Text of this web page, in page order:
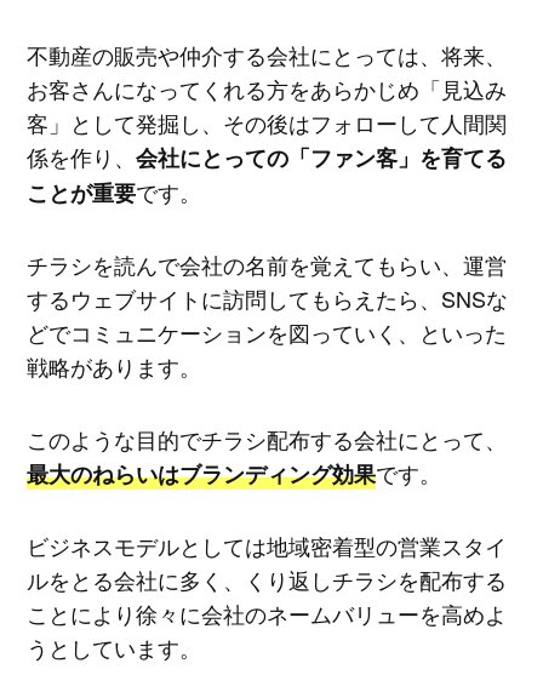
不動産の販売や仲介する会社にとっては、将来、
お客さんになってくれる方をあらかじめ「見込み
客」として発掘し、その後はフォローして人間関
係を作り、 会社にとっての「ファン客」を育てる
ことが重要です。
チラシを読んで会社の名前を覚えてもらい、運営
するウェブサイトに訪問してもらえたら、SNSな
どでコミュニケーションを図っていく、といった
戦略があります。
このような目的でチラシ配布する会社にとって、
最大のねらいはブランディング効果です。
ビジネスモデルとしては地域密着型の営業スタイ
ルをとる会社に多く、くり返しチラシを配布する
ことにより徐々に会社のネームバリューを高めよ
うとしています。